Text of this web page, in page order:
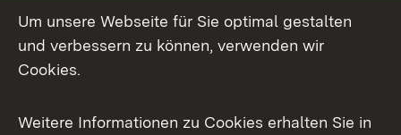
Facebook
X / Twitter
Um unsere Webseite für Sie optimal gestalten
und verbessern zu können, verwenden wir
Cookies.
Weitere Informationen zu Cookies erhalten Sie in